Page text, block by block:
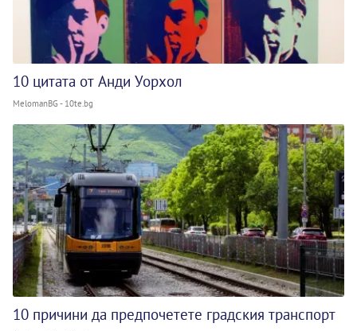
10 цитата от Анди Уорхол
MelomanBG - 10te.bg
10 причини да предпочетете градския транспорт